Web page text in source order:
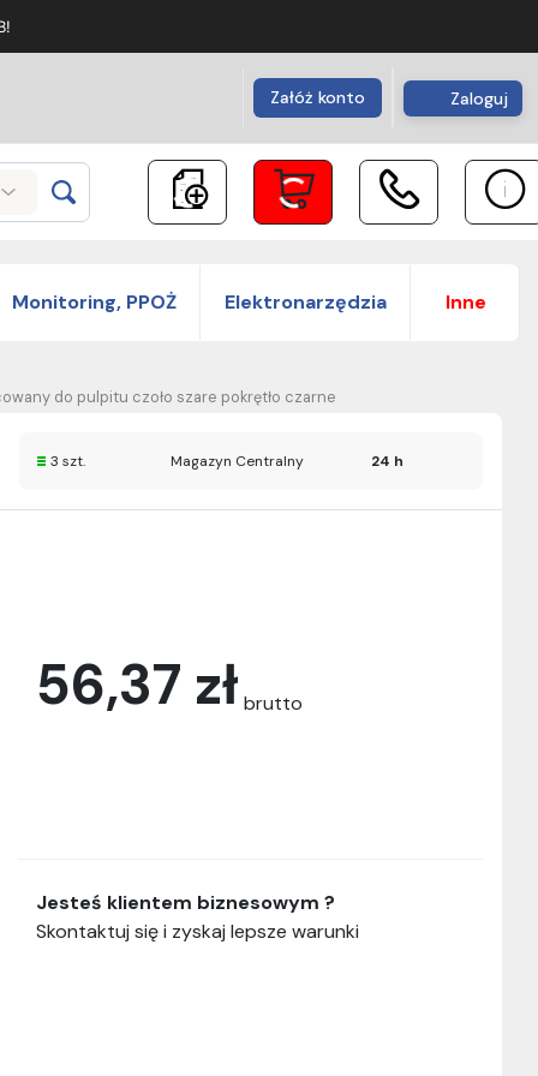
Załóż konto Zaloguj
Monitoring, PPOŻ Elektronarzędzia Inne
do pulpitu czoło szare pokrętło czarne
56,37 zł brutto
Jesteś klientem biznesowym ?
Skontaktuj się i zyskaj lepsze warunki
3 szt. Magazyn Centralny 24 h